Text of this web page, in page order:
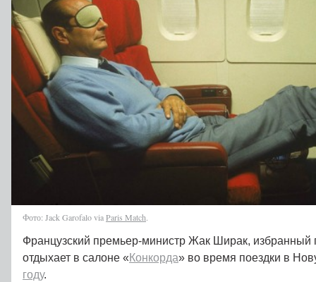
Фото: Jack Garofalo viaParis Match.
Французский премьер-министр Жак Ширак, избранный
отдыхает в салоне « Конкорда» во время поездки в
году.